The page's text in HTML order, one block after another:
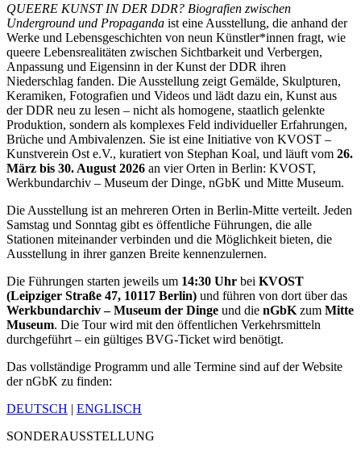
QUEERE KUNST IN DER DDR? Biografien zwischen
Underground und Propaganda ist eine Ausstellung, die anhand der
Werke und Lebensgeschichten von neun Künstler*innen fragt, wie
queere Lebensrealitäten zwischen Sichtbarkeit und Verbergen,
Anpassung und Eigensinn in der Kunst der DDR ihren
Niederschlag fanden. Die Ausstellung zeigt Gemälde, Skulpturen,
Keramiken, Fotografien und Videos und lädt dazu ein, Kunst aus
der DDR neu zu lesen – nicht als homogene, staatlich gelenkte
Produktion, sondern als komplexes Feld individueller Erfahrungen,
Brüche und Ambivalenzen. Sie ist eine Initiative von KVOST –
Kunstverein Ost e.V., kuratiert von Stephan Koal, und läuft vom 26.
März bis 30. August 2026 an vier Orten in Berlin: KVOST,
Werkbundarchiv – Museum der Dinge, nGbK und Mitte Museum.
Die Ausstellung ist an mehreren Orten in Berlin-Mitte verteilt. Jeden
Samstag und Sonntag gibt es öffentliche Führungen, die alle
Stationen miteinander verbinden und die Möglichkeit bieten, die
Ausstellung in ihrer ganzen Breite kennenzulernen.
Die Führungen starten jeweils um 14:30 Uhr bei KVOST
(Leipziger Straße 47, 10117 Berlin) und führen von dort über das
Werkbundarchiv – Museum der Dinge und die nGbK zum Mitte
Museum. Die Tour wird mit den öffentlichen Verkehrsmitteln
durchgeführt – ein gültiges BVG-Ticket wird benötigt.
Das vollständige Programm und alle Termine sind auf der Website
der nGbK zu finden:
DEUTSCH | ENGLISCH
SONDERAUSSTELLUNG